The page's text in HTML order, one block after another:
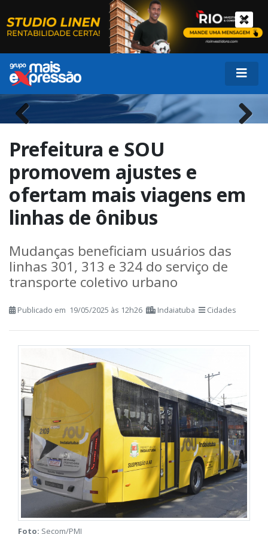
Previous
Prefeitura e SOU
promovem ajustes e
ofertam mais viagens em
linhas de ônibus
Mudanças beneficiam usuários das
linhas 301, 313 e 324 do serviço de
transporte coletivo urbano